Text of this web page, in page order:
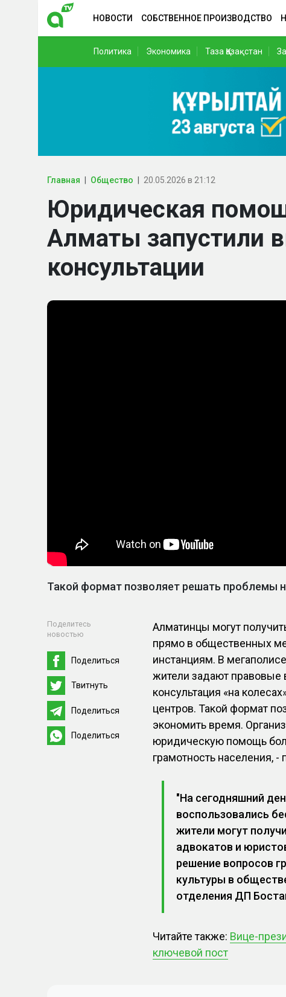
НОВОСТИ СОБСТВЕННОЕ ПРОИЗВОДСТВО
Политика Экономика Таза Қазақстан
Главная Общество 20.05.2026 в 21:12
Юридическая
Алматы запустили
консультации
Такой формат позволяет решать проблемы
Поделитесь
новостью
Поделиться
Твитнуть
Поделиться
Поделиться
Алматинцы могут
прямо в общественных
инстанциям. В
жители задают правовые
консультация «на
центров. Такой формат
экономить время.
юридическую помощь
грамотность населения,
"На сегодняшний
воспользовались
жители могут
адвокатов и
решение вопросов
культуры в
отделения ДП
Читайте также: Вице-
ключевой пост